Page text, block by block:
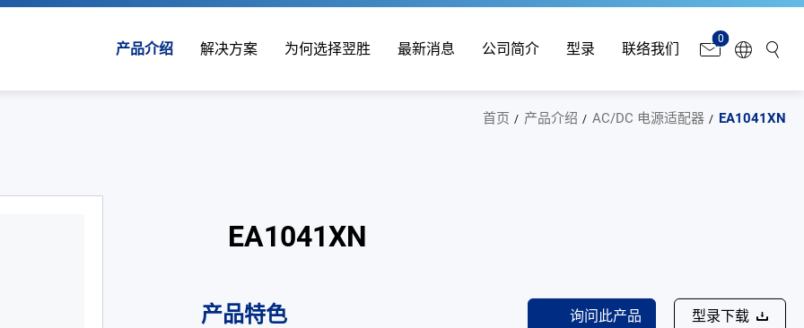
产品介绍 解决方案 为何选择翌胜 最新消息 公司简介 型录 联络我们
0
首页 产品介绍 AC/DC 电源适配器 EA1041XN
EA1041XN
产品特色 询问此产品 型录下载